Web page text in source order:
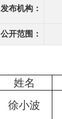
发布机构：
公开范围：
姓名
徐小波